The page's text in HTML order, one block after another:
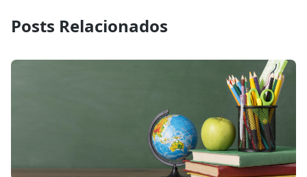
Posts Relacionados